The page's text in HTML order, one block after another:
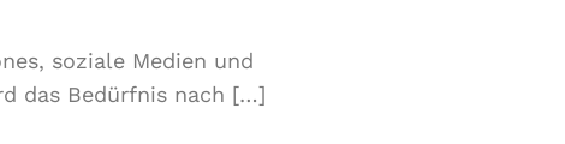
soziale Medien und
das Bedürfnis nach […]